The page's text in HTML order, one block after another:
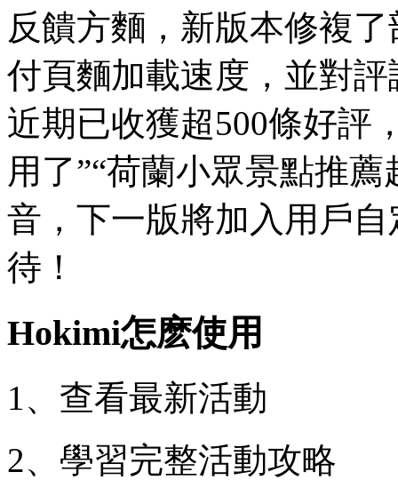
反饋方麵，新版本修複
付頁麵加載速度，並對
近期已收獲超500條好評
用了”“荷蘭小眾景點推
音，下一版將加入用戶
待！
Hokimi怎麽使用
1、查看最新活動
2、學習完整活動攻略